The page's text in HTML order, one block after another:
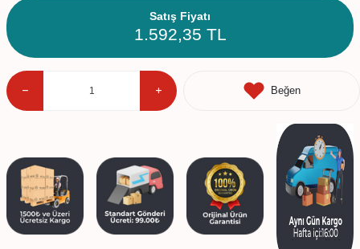
Satış Fiyatı
1.592,35 TL
Beğen